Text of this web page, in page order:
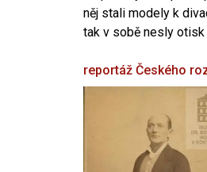
něj stali modely k
tak v sobě nesly
reportáž Českého